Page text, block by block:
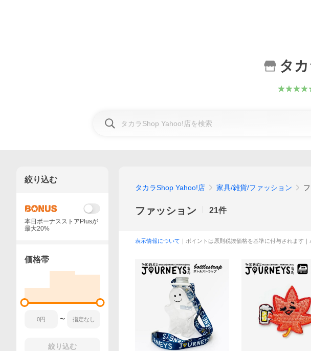
タ
タカラShop Yahoo!店 家具/雑貨/ファッション
ファッション 21件
表示情報について ｜ポイントは原則税抜価格を基準に付与されます
絞り込む
本日ボーナスストアPlusが
最大20%
価格帯
〜
絞り込む